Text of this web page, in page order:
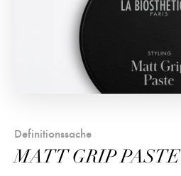
Definitionssache
MATT GRIP PASTE